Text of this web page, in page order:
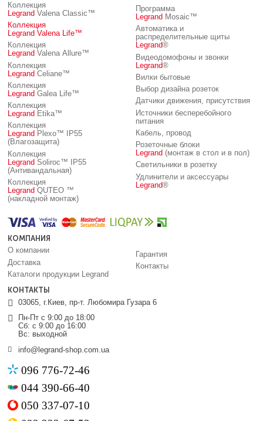
КОНТАКТЫ
03065, г.Киев, пр-т. Любомира Гузара 6
Пн-Пт с 9:00 до 18:00
Сб: с 9:00 до 16:00
Вс: выходной
info@legrand-shop.com.ua
096 776-72-46
044 390-66-40
050 337-07-10
КОМПАНИЯ
О компании
Доставка
Каталоги продукции Legrand
Гарантия
Контакты
Коллекция
Legrand Valena Classic™
Коллекция
Legrand Valena Life™
Коллекция
Legrand Valena Allure™
Коллекция
Legrand Celiane™
Коллекция
Legrand Galea Life™
Коллекция
Legrand Etika™
Коллекция
Legrand Plexo™ IP55
(Влагозащита)
Коллекция
Legrand Soliroc™ IP55
(Антивандальная)
Коллекция
Legrand QUTEO ™
(накладной монтаж)
Программа
Legrand Mosaic™
Автоматика и
распределительные щиты
Legrand®
Видеодомофоны и звонки
Legrand®
Вилки бытовые
Выбор дизайна розеток
Датчики движения, присутствия
Источники бесперебойного
питания
Кабель, провод
Розеточные блоки
Legrand (монтаж в стол и в пол)
Светильники в розетку
Удлинители и аксессуары
Legrand®